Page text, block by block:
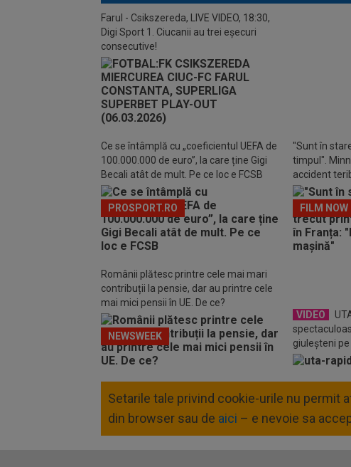
Farul - Csikszereda, LIVE VIDEO, 18:30,
Digi Sport 1. Ciucanii au trei eșecuri
consecutive!
Ce se întâmplă cu „coeficientul UEFA de
100.000.000 de euro”, la care ține Gigi
Becali atât de mult. Pe ce loc e FCSB
PROSPORT.RO
"Sunt în
timpul".
accident
din mașină"
FILM NOW
Românii plătesc printre cele mai mari
contribuții la pensie, dar au printre cele
mai mici pensii în UE. De ce?
NEWSWEEK
VIDEO
giuleșteni
Setarile tale privind cookie-urile nu permit
din browser sau de aici – e nevoie sa